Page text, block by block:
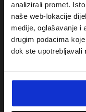
analizirali promet.
naše web-lokacije
medije, oglašavanje i
drugim podacima
dok ste upotrebljavali